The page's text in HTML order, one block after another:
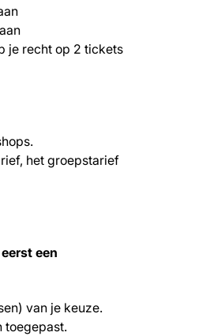
je recht op 2 tickets
het groepstarief
een
van je keuze.
toegepast.